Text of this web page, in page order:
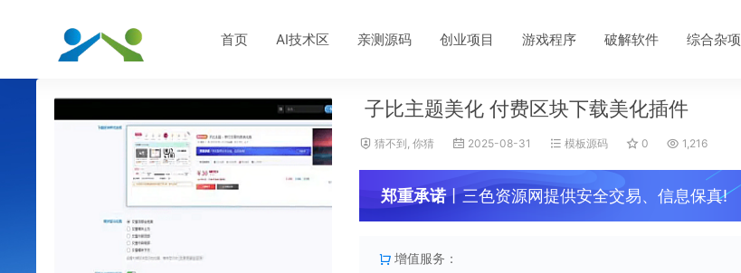
首页 AI技术区 亲测源码 创业项目 游戏程序 破解软件 综合杂项
子比主题美化 付费区块下载美化插件
猜不到, 你猜 2025-08-31 模板源码 0 1,216
郑重承诺丨三色资源网提供安全交易、信息保真!
增值服务：